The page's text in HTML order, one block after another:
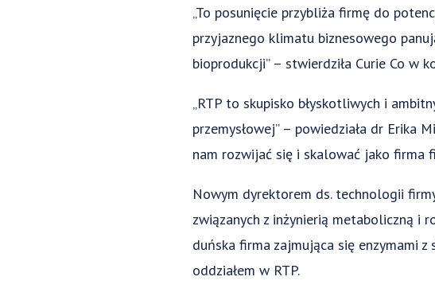
„To posunięcie przybliża firmę do
przyjaznego klimatu biznesowego
bioprodukcji” – stwierdziła Curie Co w
„RTP to skupisko błyskotliwych i
przemysłowej” – powiedziała dr Erika
nam rozwijać się i skalować jako firma
Nowym dyrektorem ds. technologii
związanych z inżynierią metaboliczną
duńska firma zajmująca się enzymami
oddziałem w RTP.